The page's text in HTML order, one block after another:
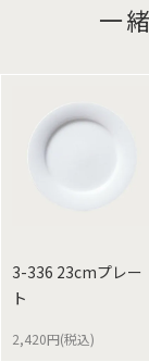
一
3-336 23cmプレー
ト
2,420円(税込)